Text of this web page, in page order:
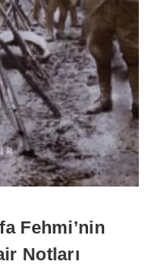
Fehmi’nin
Notları